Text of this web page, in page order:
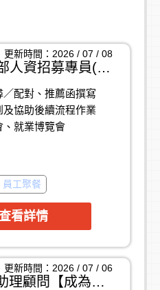
小資轉人資｜內部人資招募專員(助理)
更新時間：2026 / 07 / 08
配對、推薦函撰寫
協助後續流程作業
、就業博覽會
徵人才的履歷篩選，主
需求，主動外撥給人
，說明工作內容並邀
於學習的你/妳，加入
員工聚餐
看詳情
內部職缺 - 招募助理顧問【成為企業的招募夥伴】 (高雄)
更新時間：2026 / 07 / 06